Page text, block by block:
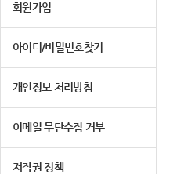
회원가입
아이디/비밀번호찾기
개인정보 처리방침
이메일 무단수집 거부
저작권 정책